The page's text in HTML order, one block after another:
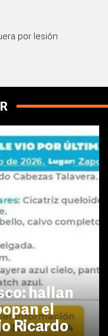
por lesión
hallan
el
Ricardo